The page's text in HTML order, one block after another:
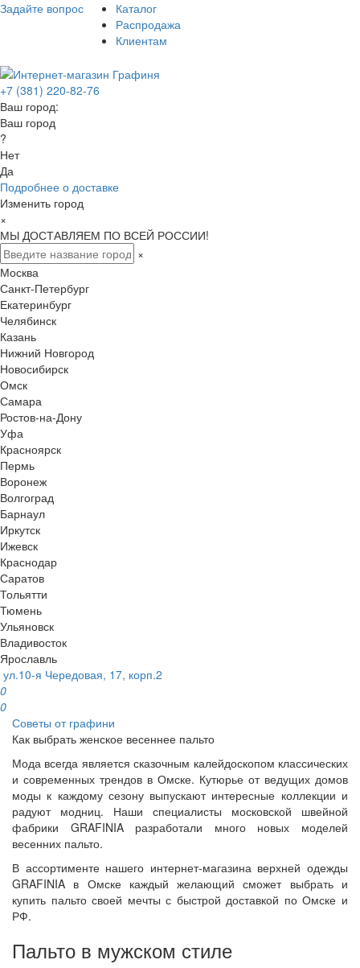
Задайте вопрос
Каталог
Распродажа
Клиентам
+7 (381) 220-82-76
Ваш город:
Ваш город
?
Нет
Да
Подробнее о доставке
Изменить город
×
МЫ ДОСТАВЛЯЕМ ПО ВСЕЙ РОССИИ!
×
Москва
Санкт-Петербург
Екатеринбург
Челябинск
Казань
Нижний Новгород
Новосибирск
Омск
Самара
Ростов-на-Дону
Уфа
Красноярск
Пермь
Воронеж
Волгоград
Барнаул
Иркутск
Ижевск
Краснодар
Саратов
Тольятти
Тюмень
Ульяновск
Владивосток
Ярославль
ул.10-я Чередовая, 17, корп.2
0
0
Советы от графини
Как выбрать женское весеннее пальто
Мода всегда является сказочным калейдоскопом классических
и современных трендов в Омске. Кутюрье от ведущих домов
моды к каждому сезону выпускают интересные коллекции и
радуют модниц. Наши специалисты московской швейной
фабрики GRAFINIA разработали много новых моделей
весенних пальто.
В ассортименте нашего интернет-магазина верхней одежды
GRAFINIA в Омске каждый желающий сможет выбрать и
купить пальто своей мечты с быстрой доставкой по Омске и
РФ.
Пальто в мужском стиле